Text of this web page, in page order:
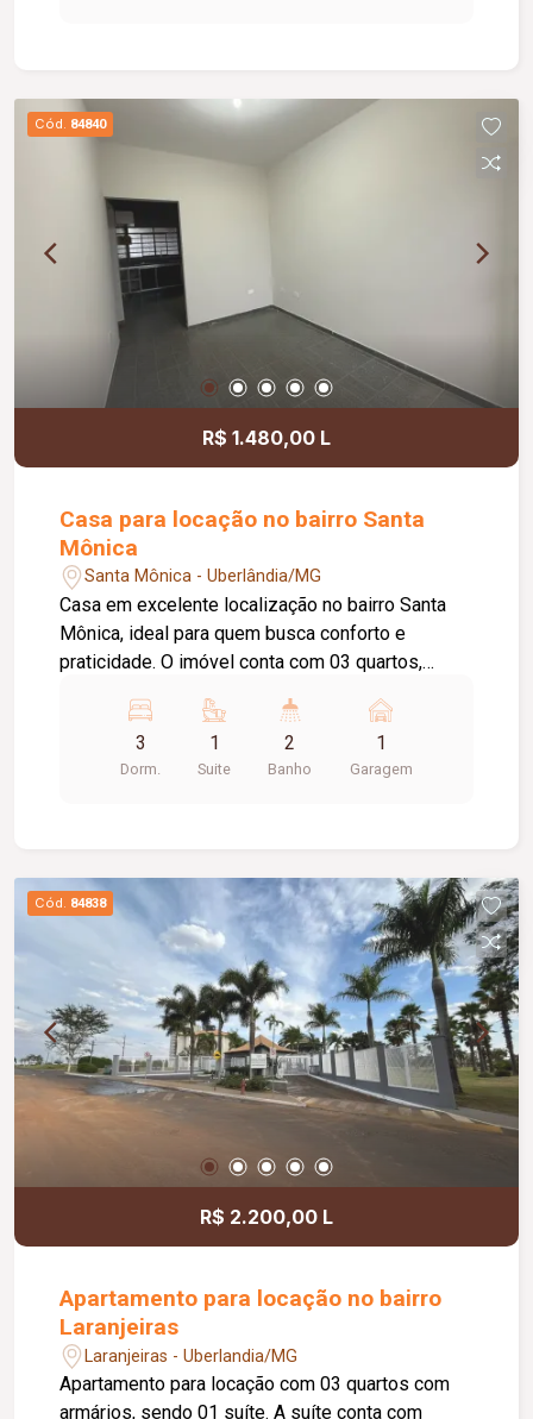
Cód. 84840
R$ 1.480,00 L
Casa para locação no bairro Santa
Mônica
Santa Mônica - Uberlândia/MG
Casa em excelente localização no bairro Santa
Mônica, ideal para quem busca conforto e
praticidade. O imóvel conta com 03 quartos,
aconchegante e cozinha equipada com armário
sob a pia. Possui ainda área de lavanderia e 01
vaga de garagem coberta. Ótima opção para
3
Dorm.
1
Suite
2
Banho
1
Garagem
Cód. 84838
R$ 2.200,00 L
Apartamento para locação no bairro
Laranjeiras
Laranjeiras - Uberlandia/MG
Apartamento para locação com 03 quartos com
armários, sendo 01 suíte. A suíte conta com